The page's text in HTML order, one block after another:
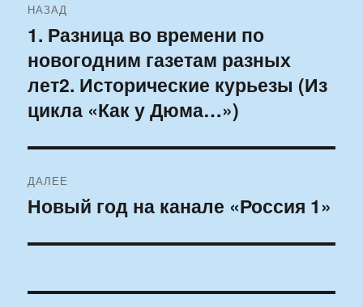
по
записям
НАЗАД
Предыдущая
запись:
1. Разница во времени по
новогодним газетам разных
лет2. Исторические курьезы (Из
цикла «Как у Дюма…»)
ДАЛЕЕ
Следующая
Новый год на канале «Россия 1»